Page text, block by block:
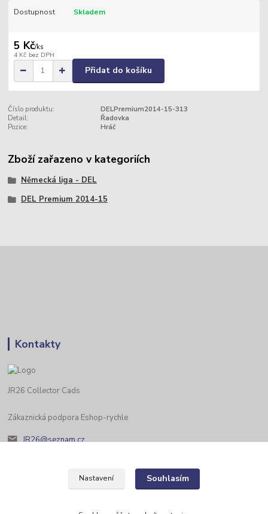
Dostupnost Skladem
5 Kč/ks
4 Kč bez DPH
Přidat do košíku
Číslo produktu:
DELPremium2014-15-313
Detail:
Řadovka
Pozice:
Hráč
Zboží zařazeno v kategoriích
Německá liga - DEL
DEL Premium 2014-15
Kontakty
JR26 Collector Cads
Zákaznická podpora Eshop-rychle
JR26@seznam.cz
Nastavení Souhlasím